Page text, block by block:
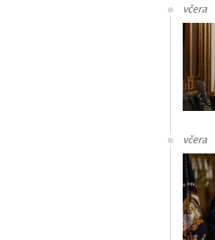
včera
včera